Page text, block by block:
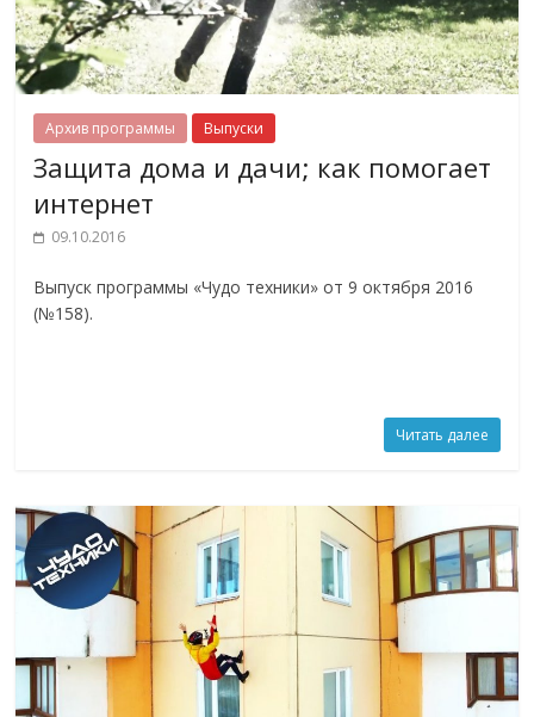
Архив программы Выпуски
Защита дома и дачи; как помогает
интернет
09.10.2016
Выпуск программы «Чудо техники» от 9 октября 2016
(№158).
Читать далее